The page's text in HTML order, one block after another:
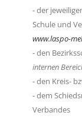
- der
Schule und
www.laspo-
- den
internen
- den Kreis-
- dem
Verbandes